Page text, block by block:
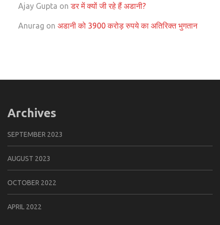
Ajay Gupta onडर में क्यों जी रहे हैं अडानी?
Anurag on अडानी को 3900 करोड़ रुपये का अतिरिक्त भुगतान
Archives
SEPTEMBER 2023
AUGUST 2023
OCTOBER 2022
APRIL 2022